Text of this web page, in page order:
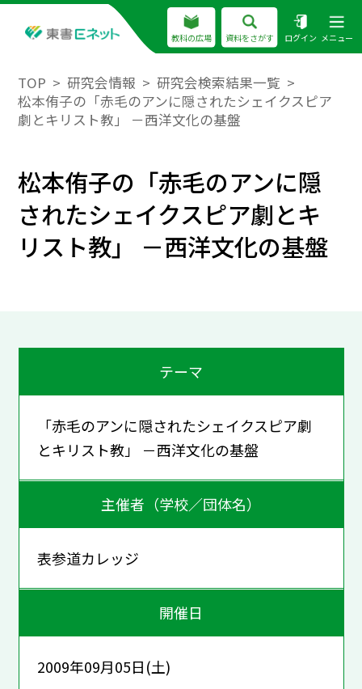
教科の広場 資料をさがす ログイン メニュー
TOP 研究会情報
研究会検索結果一覧
松本侑子の「赤毛のアンに隠されたシェイクスピア
劇とキリスト教」 －西洋文化の基盤
松本侑子の「赤毛のアンに隠
されたシェイクスピア劇とキ
リスト教」 －西洋文化の基盤
テーマ
「赤毛のアンに隠されたシェイクスピア劇
とキリスト教」 －西洋文化の基盤
主催者（学校／団体名）
表参道カレッジ
開催日
2009年09月05日(土)